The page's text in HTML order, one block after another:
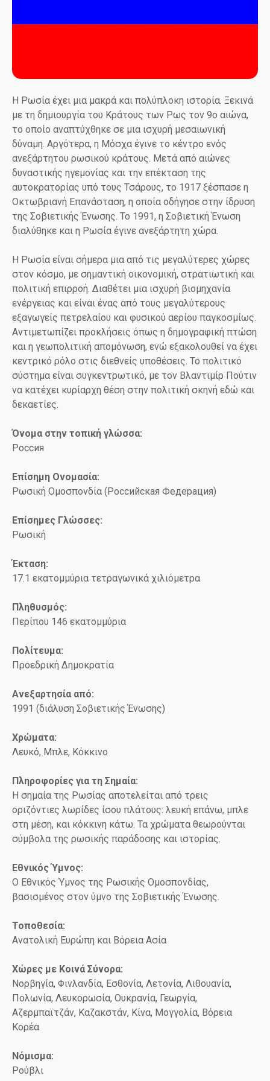
Η Ρωσία έχει μια μακρά και πολύπλοκη ιστορία. Ξεκινά
με τη δημιουργία του Κράτους των Ρως τον 9ο αιώνα,
το οποίο αναπτύχθηκε σε μια ισχυρή μεσαιωνική
δύναμη. Αργότερα, η Μόσχα έγινε το κέντρο ενός
ανεξάρτητου ρωσικού κράτους. Μετά από αιώνες
δυναστικής ηγεμονίας και την επέκταση της
αυτοκρατορίας υπό τους Τσάρους, το 1917 ξέσπασε η
Οκτωβριανή Επανάσταση, η οποία οδήγησε στην ίδρυση
της Σοβιετικής Ένωσης. Το 1991, η Σοβιετική Ένωση
διαλύθηκε και η Ρωσία έγινε ανεξάρτητη χώρα.
Η Ρωσία είναι σήμερα μια από τις μεγαλύτερες χώρες
στον κόσμο, με σημαντική οικονομική, στρατιωτική και
πολιτική επιρροή. Διαθέτει μια ισχυρή βιομηχανία
ενέργειας και είναι ένας από τους μεγαλύτερους
εξαγωγείς πετρελαίου και φυσικού αερίου παγκοσμίως.
Αντιμετωπίζει προκλήσεις όπως η δημογραφική πτώση
και η γεωπολιτική απομόνωση, ενώ εξακολουθεί να έχει
κεντρικό ρόλο στις διεθνείς υποθέσεις. Το πολιτικό
σύστημα είναι συγκεντρωτικό, με τον Βλαντιμίρ Πούτιν
να κατέχει κυρίαρχη θέση στην πολιτική σκηνή εδώ και
δεκαετίες.
Όνομα στην τοπική γλώσσα:
Россия
Επίσημη Ονομασία:
Ρωσική Ομοσπονδία (Российская Федерация)
Επίσημες Γλώσσες:
Ρωσική
Έκταση:
17.1 εκατομμύρια τετραγωνικά χιλιόμετρα
Πληθυσμός:
Περίπου 146 εκατομμύρια
Πολίτευμα:
Προεδρική Δημοκρατία
Ανεξαρτησία από:
1991 (διάλυση Σοβιετικής Ένωσης)
Χρώματα:
Λευκό, Μπλε, Κόκκινο
Πληροφορίες για τη Σημαία:
Η σημαία της Ρωσίας αποτελείται από τρεις
οριζόντιες λωρίδες ίσου πλάτους: λευκή επάνω, μπλε
στη μέση, και κόκκινη κάτω. Τα χρώματα θεωρούνται
σύμβολα της ρωσικής παράδοσης και ιστορίας.
Εθνικός Ύμνος:
Ο Εθνικός Ύμνος της Ρωσικής Ομοσπονδίας,
βασισμένος στον ύμνο της Σοβιετικής Ένωσης.
Τοποθεσία:
Ανατολική Ευρώπη και Βόρεια Ασία
Χώρες με Κοινά Σύνορα:
Νορβηγία, Φινλανδία, Εσθονία, Λετονία, Λιθουανία,
Πολωνία, Λευκορωσία, Ουκρανία, Γεωργία,
Αζερμπαϊτζάν, Καζακστάν, Κίνα, Μογγολία, Βόρεια
Κορέα
Νόμισμα:
Ρούβλι